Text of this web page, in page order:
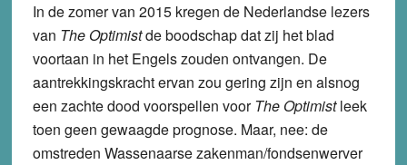
In de zomer van 2015 kregen de Nederlandse lezers
van The Optimistde boodschap dat zij het blad
voortaan in het Engels zouden ontvangen. De
aantrekkingskracht ervan zou gering zijn en alsnog
een zachte dood voorspellen voorThe Optimistleek
toen geen gewaagde prognose. Maar, nee: de
omstreden Wassenaarse zakenman/fondsenwerver